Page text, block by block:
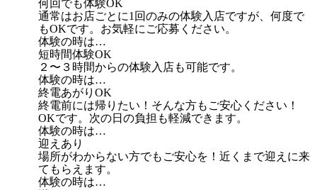
何回でも体験OK
通常はお店ごとに1回のみの体験入店ですが、何度で
もOKです。お気軽にご応募ください。
体験の時は…
短時間体験OK
２〜３時間からの体験入店も可能です。
体験の時は…
終電あがりOK
終電前には帰りたい！そんな方もご安心ください！
OKです。次の日の負担も軽減できます。
体験の時は…
迎えあり
場所がわからない方でもご安心を！近くまで迎えに来
てもらえます。
体験の時は…